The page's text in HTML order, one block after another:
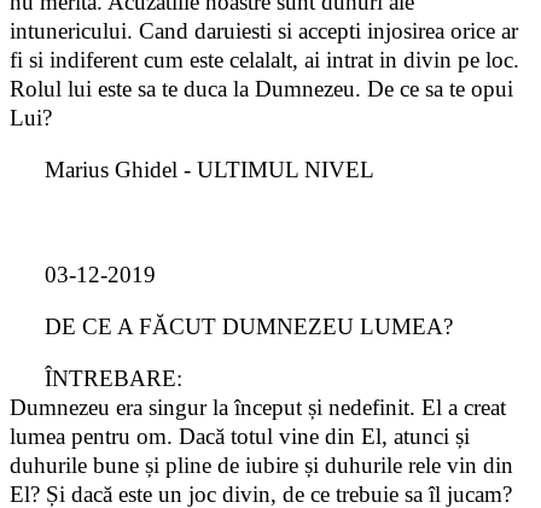
intunericului. Cand daruiesti si accepti injosirea orice ar
fi si indiferent cum este celalalt, ai intrat in divin pe loc.
Rolul lui este sa te duca la Dumnezeu. De ce sa te opui
Lui?
Marius Ghidel - ULTIMUL NIVEL
03-12-2019
DE CE A FĂCUT DUMNEZEU LUMEA?
ÎNTREBARE:
Dumnezeu era singur la început și nedefinit. El a creat
lumea pentru om. Dacă totul vine din El, atunci și
duhurile bune și pline de iubire și duhurile rele vin din
El? Și dacă este un joc divin, de ce trebuie sa îl jucam?